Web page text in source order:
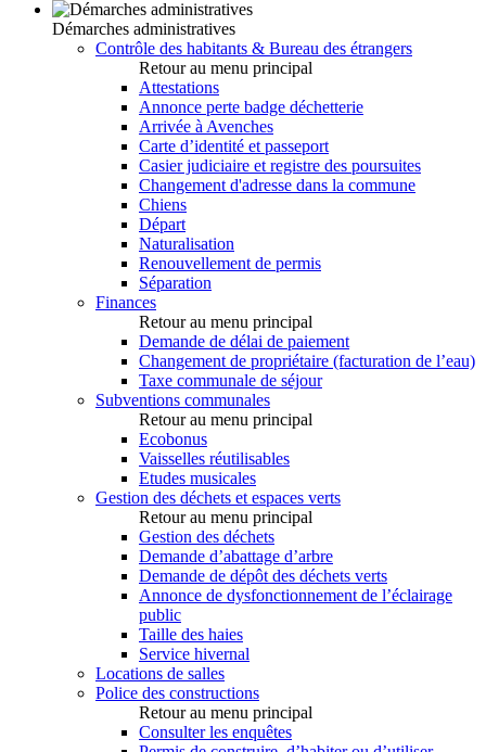
Démarches administratives
Contrôle des habitants & Bureau des étrangers
Retour au menu principal
Attestations
Annonce perte badge déchetterie
Arrivée à Avenches
Carte d’identité et passeport
Casier judiciaire et registre des poursuites
Changement d'adresse dans la commune
Chiens
Départ
Naturalisation
Renouvellement de permis
Séparation
Finances
Retour au menu principal
Demande de délai de paiement
Changement de propriétaire (facturation de l’eau)
Taxe communale de séjour
Subventions communales
Retour au menu principal
Ecobonus
Vaisselles réutilisables
Etudes musicales
Gestion des déchets et espaces verts
Retour au menu principal
Gestion des déchets
Demande d’abattage d’arbre
Demande de dépôt des déchets verts
Annonce de dysfonctionnement de l’éclairage
public
Taille des haies
Service hivernal
Locations de salles
Police des constructions
Retour au menu principal
Consulter les enquêtes